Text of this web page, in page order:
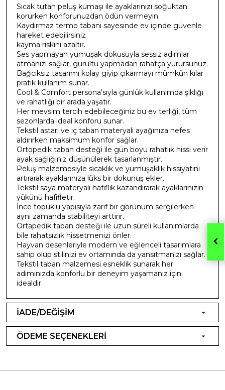
Sıcak tutan peluş kumaşı ile ayaklarınızı soğuktan
korurken konforunuzdan ödün vermeyin.
Kaydırmaz termo tabanı sayesinde ev içinde güvenle
hareket edebilirsiniz
kayma riskini azaltır.
Ses yapmayan yumuşak dokusuyla sessiz adımlar
atmanızı sağlar, gürültü yapmadan rahatça yürürsünüz.
Bağcıksız tasarımı kolay giyip çıkarmayı mümkün kılar
pratik kullanım sunar.
Cool & Comfort persona'sıyla günlük kullanımda şıklığı
ve rahatlığı bir arada yaşatır.
Her mevsim tercih edebileceğiniz bu ev terliği, tüm
sezonlarda ideal konforu sunar.
Tekstil astarı ve iç taban materyali ayağınıza nefes
aldırırken maksimum konfor sağlar.
Ortopedik taban desteği ile gün boyu rahatlık hissi verir
ayak sağlığınız düşünülerek tasarlanmıştır.
Peluş malzemesiyle sıcaklık ve yumuşaklık hissiyatını
artırarak ayaklarınıza lüks bir dokunuş ekler.
Tekstil saya materyali hafiflik kazandırarak ayaklarınızın
yükünü hafifletir.
İnce topuklu yapısıyla zarif bir görünüm sergilerken
aynı zamanda stabiliteyi arttırır.
Ortapedik taban desteği ile uzun süreli kullanımlarda
bile rahatsızlık hissetmenizi önler.
Hayvan desenleriyle modern ve eğlenceli tasarımlara
sahip olup stilinizi ev ortamında da yansıtmanızı sağlar.
Tekstil taban malzemesi esneklik sunarak her
adımınızda konforlu bir deneyim yaşamanız için
idealdir.
İADE/DEĞİŞİM
ÖDEME SEÇENEKLERİ